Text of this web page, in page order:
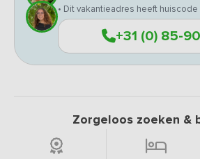
• Dit vakantieadres heeft huiscode
+31 (0) 85-
Zorgeloos zoeken &